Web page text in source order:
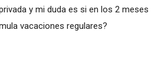
y mi duda es si en los 2 meses
vacaciones regulares?